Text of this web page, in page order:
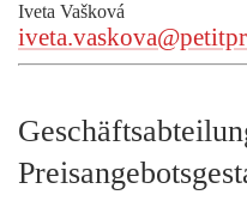
Iveta Vašková